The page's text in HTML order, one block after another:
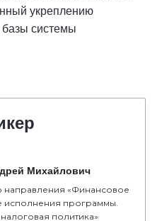
укреплению
базы системы
Михайлович
направления «Финансовое
исполнения программы.
политика»